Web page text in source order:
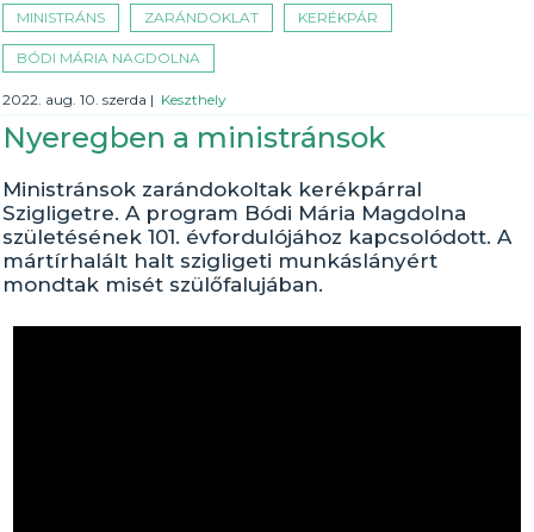
MINISTRÁNS ZARÁNDOKLAT KERÉKPÁR
BÓDI MÁRIA NAGDOLNA
2022. aug. 10. szerda | Keszthely
Nyeregben a ministránsok
Ministránsok zarándokoltak kerékpárral
Szigligetre. A program Bódi Mária Magdolna
születésének 101. évfordulójához kapcsolódott. A
mártírhalált halt szigligeti munkáslányért
mondtak misét szülőfalujában.